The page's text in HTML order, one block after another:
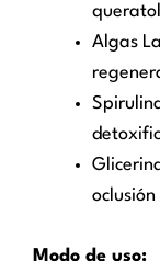
Algas
oclusión
Modo de uso: